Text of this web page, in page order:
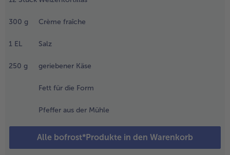
300 g Crème fraîche
1 EL Salz
250 g geriebener Käse
Fett für die Form
Pfeffer aus der Mühle
Alle bofrost*Produkte in den Warenkorb
mitrösten.
und die